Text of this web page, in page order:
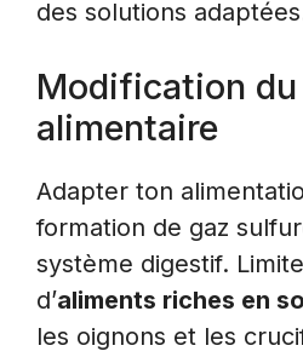
des solutions
Modification du
alimentaire
Adapter ton
formation de gaz
système digestif.
d’aliments riches en
les oignons et les